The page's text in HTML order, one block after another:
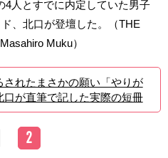
4人とすでに内定していた男子
、北口が登壇した。（THE
Muku）
されたまさかの願い「やりが
が直筆で記した実際の短冊
2